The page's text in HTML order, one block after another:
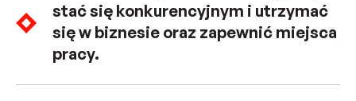
stać się konkurencyjnym i utrzymać
się w biznesie oraz zapewnić miejsca
pracy.